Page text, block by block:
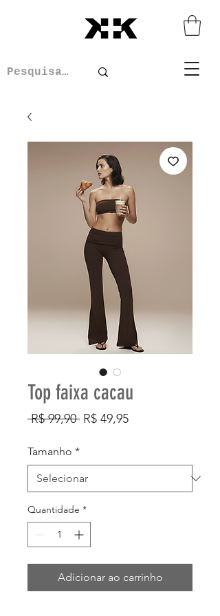
Top faixa cacau
R$ 99,90 Preço
R$ 49,95Preço
Tamanho *
Quantidade *
Adicionar ao carrinho